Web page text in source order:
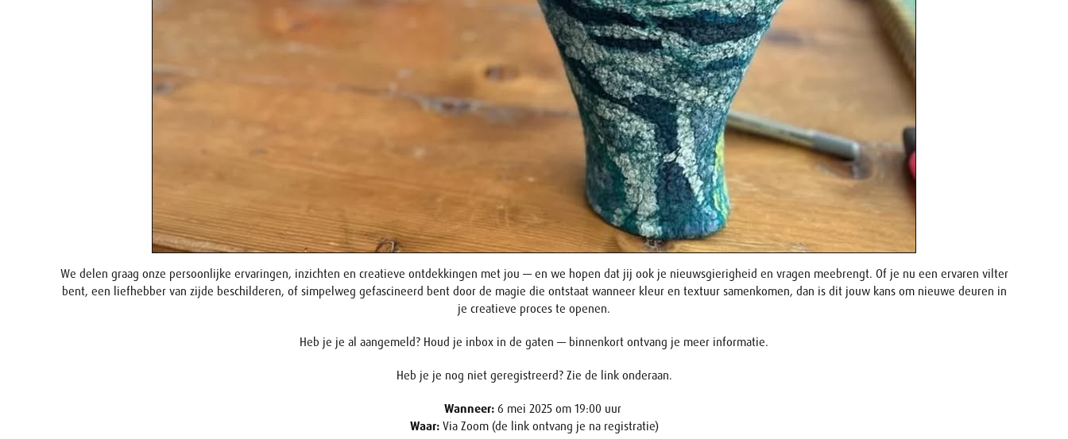
We delen graag onze persoonlijke ervaringen, inzichten en creatieve ontdekkingen met jou — en we hopen dat jij ook je nieuwsgierigheid en vragen meebrengt. Of je nu een ervaren vilter
bent, een liefhebber van zijde beschilderen, of simpelweg gefascineerd bent door de magie die ontstaat wanneer kleur en textuur samenkomen, dan is dit jouw kans om nieuwe deuren in
je creatieve proces te openen.
Heb je je al aangemeld? Houd je inbox in de gaten — binnenkort ontvang je meer informatie.
Heb je je nog niet geregistreerd? Zie de link onderaan.
Wanneer:6 mei 2025 om 19:00 uur
Waar:Via Zoom (de link ontvang je na registratie)